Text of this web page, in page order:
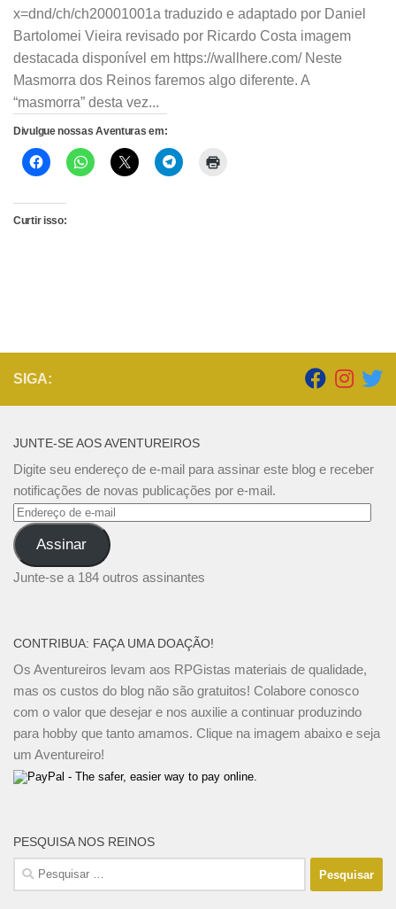
x=dnd/ch/ch20001001a traduzido e adaptado por Daniel
Bartolomei Vieira revisado por Ricardo Costa imagem
destacada disponível em https://wallhere.com/ Neste
Masmorra dos Reinos faremos algo diferente. A
“masmorra” desta vez...
Divulgue nossas Aventuras em:
Curtir isso:
SIGA:
JUNTE-SE AOS AVENTUREIROS
Digite seu endereço de e-mail para assinar este blog e receber
notificações de novas publicações por e-mail.
Endereço
de
e-
mail
Assinar
Junte-se a 184 outros assinantes
CONTRIBUA: FAÇA UMA DOAÇÃO!
Os Aventureiros levam aos RPGistas materiais de qualidade,
mas os custos do blog não são gratuitos! Colabore conosco
com o valor que desejar e nos auxilie a continuar produzindo
para hobby que tanto amamos. Clique na imagem abaixo e seja
um Aventureiro!
PESQUISA NOS REINOS
Pesquisar
por: